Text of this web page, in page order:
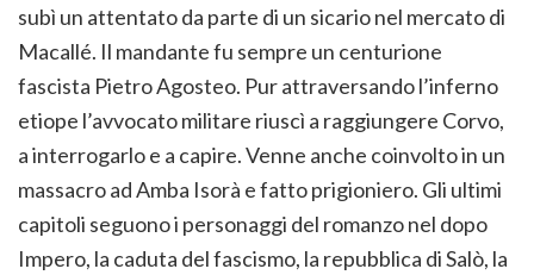
subì un attentato da parte di un sicario nel mercato di
Macallé. Il mandante fu sempre un centurione
fascista Pietro Agosteo. Pur attraversando l’inferno
etiope l’avvocato militare riuscì a raggiungere Corvo,
a interrogarlo e a capire. Venne anche coinvolto in un
massacro ad Amba Isorà e fatto prigioniero. Gli ultimi
capitoli seguono i personaggi del romanzo nel dopo
Impero, la caduta del fascismo, la repubblica di Salò, la